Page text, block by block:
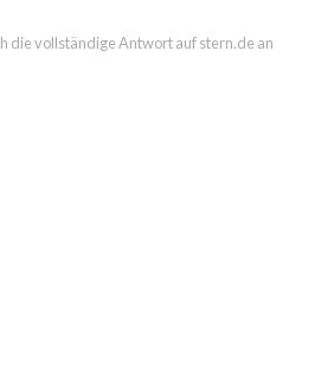
die vollständige Antwort auf stern.de an